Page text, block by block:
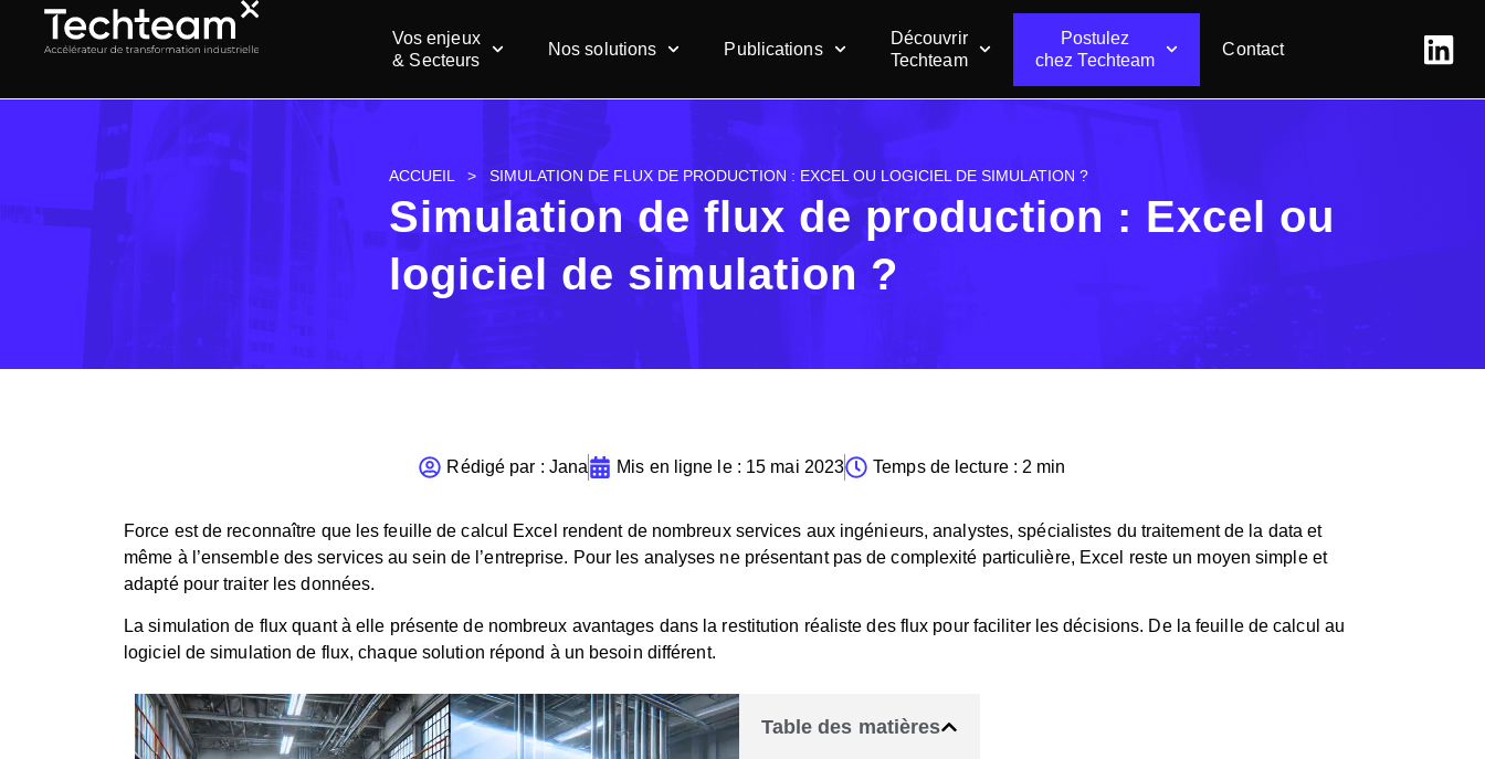
Vos enjeux
& Secteurs
Nos solutions Publications
Découvrir
Techteam
Postulez
chez Techteam
Contact
ACCUEIL> SIMULATION DE FLUX DE PRODUCTION : EXCEL OU LOGICIEL DE SIMULATION ?
Simulation de flux de production : Excel ou
logiciel de simulation ?
Rédigé par : Jana Mis en ligne le : 15 mai 2023 Temps de lecture : 2 min
Force est de reconnaître que les feuille de calcul Excel rendent de nombreux services aux ingénieurs, analystes, spécialistes du traitement de la data et
même à l’ensemble des services au sein de l’entreprise. Pour les analyses ne présentant pas de complexité particulière, Excel reste un moyen simple et
adapté pour traiter les données.
La simulation de flux quant à elle présente de nombreux avantages dans la restitution réaliste des flux pour faciliter les décisions. De la feuille de calcul au
logiciel de simulation de flux, chaque solution répond à un besoin différent.
Table des matières